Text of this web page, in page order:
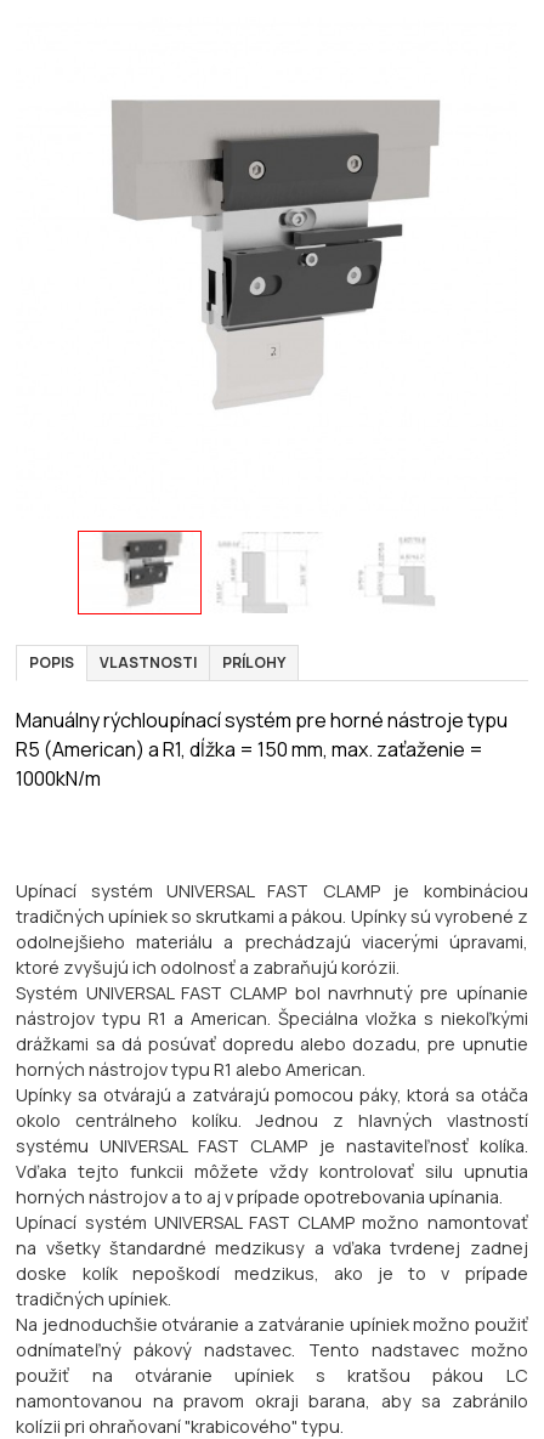
POPIS VLASTNOSTI PRÍLOHY
Manuálny rýchloupínací systém pre horné nástroje typu
R5 (American) a R1, dĺžka = 150 mm, max. zaťaženie =
1000kN/m
Upínací systém UNIVERSAL FAST CLAMP je kombináciou
tradičných upíniek so skrutkami a pákou. Upínky sú vyrobené z
odolnejšieho materiálu a prechádzajú viacerými úpravami,
ktoré zvyšujú ich odolnosť a zabraňujú korózii.
Systém UNIVERSAL FAST CLAMP bol navrhnutý pre upínanie
nástrojov typu R1 a American. Špeciálna vložka s niekoľkými
drážkami sa dá posúvať dopredu alebo dozadu, pre upnutie
horných nástrojov typu R1 alebo American.
Upínky sa otvárajú a zatvárajú pomocou páky, ktorá sa otáča
okolo centrálneho kolíku. Jednou z hlavných vlastností
systému UNIVERSAL FAST CLAMP je nastaviteľnosť kolíka.
Vďaka tejto funkcii môžete vždy kontrolovať silu upnutia
horných nástrojov a to aj v prípade opotrebovania upínania.
Upínací systém UNIVERSAL FAST CLAMP možno namontovať
na všetky štandardné medzikusy a vďaka tvrdenej zadnej
doske kolík nepoškodí medzikus, ako je to v prípade
tradičných upíniek.
Na jednoduchšie otváranie a zatváranie upíniek možno použiť
odnímateľný pákový nadstavec. Tento nadstavec možno
použiť na otváranie upíniek s kratšou pákou LC
namontovanou na pravom okraji barana, aby sa zabránilo
kolízii pri ohraňovaní "krabicového" typu.